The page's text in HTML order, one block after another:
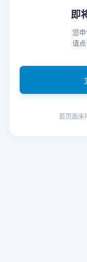
即
您
请
若页面未